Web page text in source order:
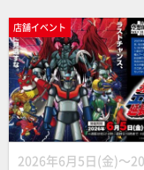
店舗イベント
2026年6月5日(金)～